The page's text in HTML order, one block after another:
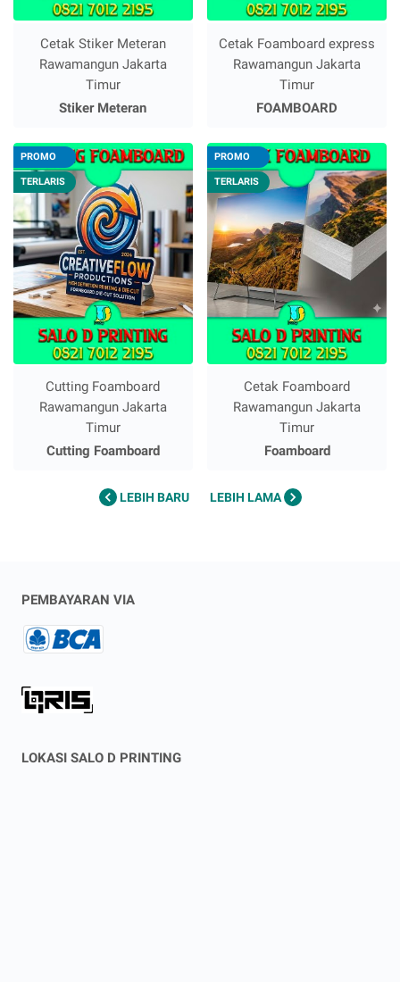
Cetak Stiker Meteran
Rawamangun Jakarta
Timur
Stiker Meteran
Cetak Foamboard express
Rawamangun Jakarta
Timur
FOAMBOARD
Cutting Foamboard
Rawamangun Jakarta
Timur
Cutting Foamboard
PROMO
TERLARIS
Cetak Foamboard
Rawamangun Jakarta
Timur
Foamboard
PROMO
TERLARIS
LEBIH BARU LEBIH LAMA
PEMBAYARAN VIA
LOKASI SALO D PRINTING